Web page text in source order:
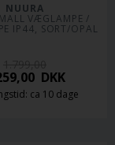
NUURA
VÆGLAMPE /
IP44, SORT/OPAL
DKK
ca 10 dage